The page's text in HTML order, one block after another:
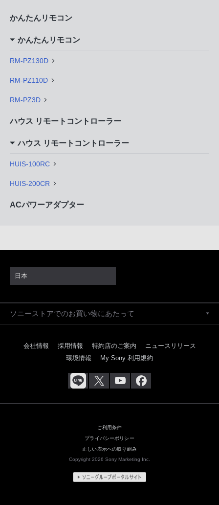
かんたんリモコン
かんたんリモコン
RM-PZ130D
RM-PZ110D
RM-PZ3D
ハウス リモートコントローラー
ハウス リモートコントローラー
HUIS-100RC
HUIS-200CR
ACパワーアダプター
日本
ソニーストアでのお買い物にあたって
会社情報 採用情報 特約店のご案内
ニュースリリース
環境情報
My Sony 利用規約
ご利用条件
プライバシーポリシー
正しい表示への取り組み
Copyright 2026 Sony Marketing Inc.